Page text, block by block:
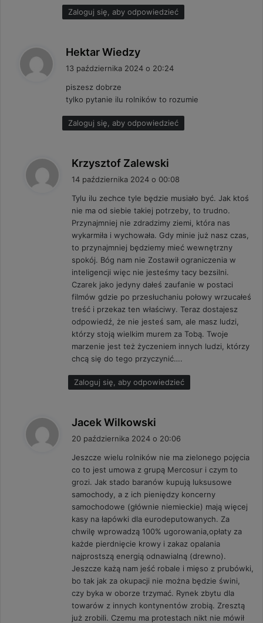
Zaloguj się, aby odpowiedzieć
Hektar Wiedzy
e
:
13 października 2024 o 20:24
piszesz dobrze
tylko pytanie ilu rolników to rozumie
Zaloguj się, aby odpowiedzieć
Krzysztof Zalewski
z
e
14 października 2024 o 00:08
Tylu ilu zechce tyle będzie musiało być. Jak ktoś
nie ma od siebie takiej potrzeby, to trudno.
Przynajmniej nie zdradzimy ziemi, która nas
wykarmiła i wychowała. Gdy minie już nasz czas,
to przynajmniej będziemy mieć wewnętrzny
spokój. Bóg nam nie Zostawił ograniczenia w
inteligencji więc nie jesteśmy tacy bezsilni.
Czarek jako jedyny dałeś zaufanie w postaci
filmów gdzie po przesłuchaniu połowy wrzucałeś
treść i przekaz ten właściwy. Teraz dostajesz
odpowiedź, że nie jesteś sam, ale masz ludzi,
którzy stoją wielkim murem za Tobą. Twoje
marzenie jest też życzeniem innych ludzi, którzy
chcą się do tego przyczynić….
Zaloguj się, aby odpowiedzieć
Jacek Wilkowski
z
e
:
20 października 2024 o 20:06
Jeszcze wielu rolników nie ma zielonego pojęcia
co to jest umowa z grupą Mercosur i czym to
grozi. Jak stado baranów kupują luksusowe
samochody, a z ich pieniędzy koncerny
samochodowe (głównie niemieckie) mają więcej
kasy na łapówki dla eurodeputowanych. Za
chwilę wprowadzą 100% ugorowania,opłaty za
każde pierdnięcie krowy i zakaz opalania
najprostszą energią odnawialną (drewno).
Jeszcze każą nam jeść robale i mięso z prubówki,
bo tak jak za okupacji nie można będzie świni,
czy byka w oborze trzymać. Rynek zbytu dla
towarów z innych kontynentów zrobią. Zresztą
już zrobili. Czemu ma protestach nikt nie mówił